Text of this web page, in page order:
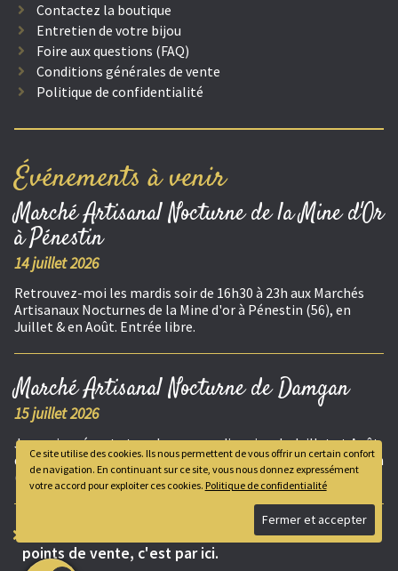
Contactez la boutique
Entretien de votre bijou
Foire aux questions (FAQ)
Conditions générales de vente
Politique de confidentialité
Événements à venir
Marché Artisanal Nocturne de la Mine d'Or
à Pénestin
14 juillet 2026
Retrouvez-moi les mardis soir de 16h30 à 23h aux Marchés
Artisanaux Nocturnes de la Mine d'or à Pénestin (56), en
Juillet & en Août. Entrée libre.
Marché Artisanal Nocturne de Damgan
15 juillet 2026
Je serais présente tous les mercredis soirs, de Juillet et Août,
de 17h30 à 23h aux Marchés Artisanaux Nocturnes de Damgan
(56). Entrée libre.
Pour connaître toutes les dates de marchés et les
points de vente, c'est par ici.
Ce site utilise des cookies. Ils nous permettent de vous offrir un certain confort
de navigation. En continuant sur ce site, vous nous donnez expressément
votre accord pour exploiter ces cookies. Politique de confidentialité